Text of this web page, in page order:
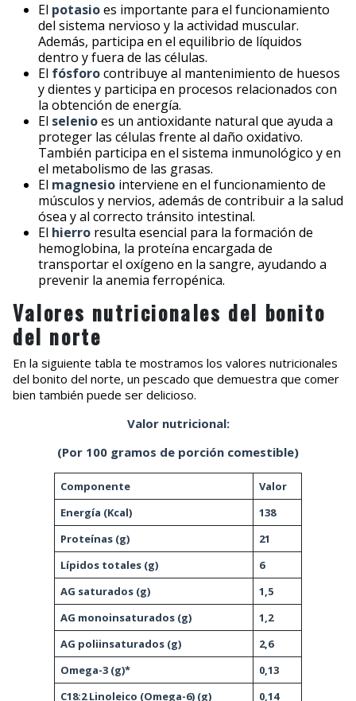
El potasioes importante para el funcionamiento
del sistema nervioso y la actividad muscular.
Además, participa en el equilibrio de líquidos
dentro y fuera de las células.
El fósforocontribuye al mantenimiento de huesos
y dientes y participa en procesos relacionados con
la obtención de energía.
El selenioes un antioxidante natural que ayuda a
proteger las células frente al daño oxidativo.
También participa en el sistema inmunológico y en
el metabolismo de las grasas.
El magnesio interviene en el funcionamiento de
músculos y nervios, además de contribuir a la salud
ósea y al correcto tránsito intestinal.
El hierro resulta esencial para la formación de
hemoglobina, la proteína encargada de
transportar el oxígeno en la sangre, ayudando a
prevenir la anemia ferropénica.
Valores nutricionales del bonito
del norte
En la siguiente tabla te mostramos los valores nutricionales
del bonito del norte, un pescado que demuestra que comer
bien también puede ser delicioso.
Valor nutricional:
(Por 100 gramos de porción comestible)
Componente
Valor
Energía (Kcal)
138
Proteínas (g)
21
Lípidos totales (g)
6
AG saturados (g)
1,5
AG monoinsaturados (g)
1,2
AG poliinsaturados (g)
2,6
Omega-3 (g)*
0,13
C18:2 Linoleico (Omega-6) (g)
0,14